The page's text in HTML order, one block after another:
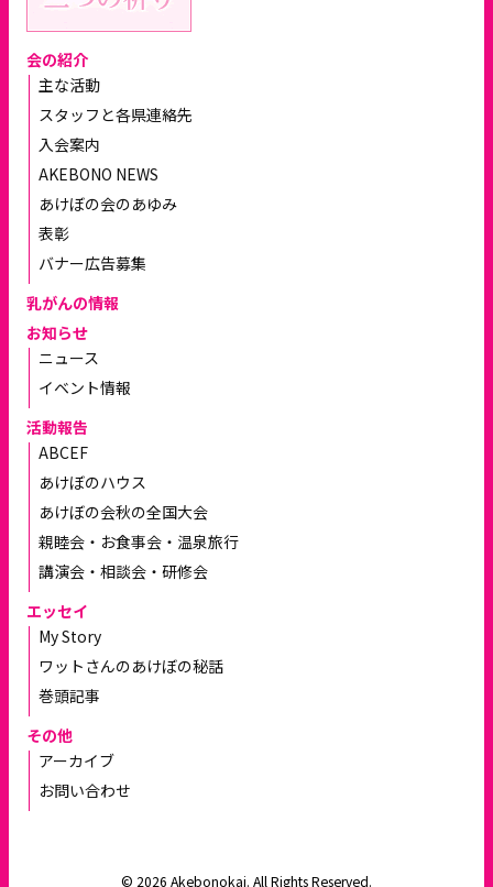
会の紹介
主な活動
スタッフと各県連絡先
入会案内
AKEBONO NEWS
あけぼの会のあゆみ
表彰
バナー広告募集
乳がんの情報
お知らせ
ニュース
イベント情報
活動報告
ABCEF
あけぼのハウス
あけぼの会秋の全国大会
親睦会・お食事会・温泉旅行
講演会・相談会・研修会
エッセイ
My Story
ワットさんのあけぼの秘話
巻頭記事
その他
アーカイブ
お問い合わせ
© 2026 Akebonokai. All Rights Reserved.